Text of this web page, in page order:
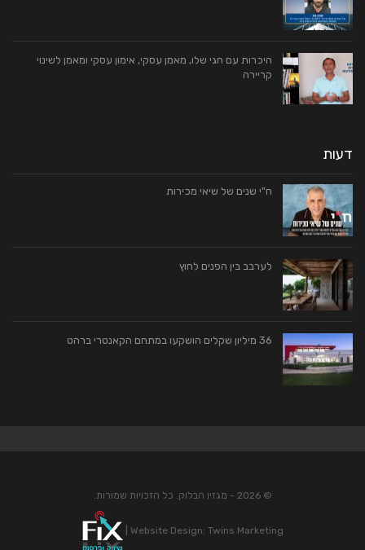
היכרות עם חגי שלו, מאמן עסקי, אימון עסקי ומאמן לשינוי
קריירה
דעות
ח"י שנים של שיאי מכירות
לערבב בין הפנים לחוץ
36 מיליון שקלים הושקעו במתחם הקאנטרי ברהט
© 2026 - מגזין הבלוק. כל הזכויות שמורות.
Website Design: Twins Marketing